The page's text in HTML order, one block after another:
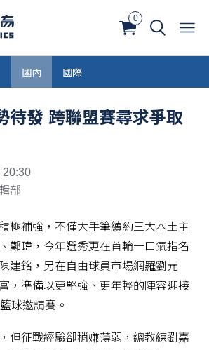
0
國內 國際
待發 跨聯盟賽尋求爭取
20:30
部
極補強，不僅大手筆續約三大本土主
鄭瑋，今年選秀更在首輪一口氣指名
建銘，另在自由球員市場網羅劉元
，準備以更堅強、更年輕的陣容迎接
球邀請賽。
但征戰經驗卻稍嫌薄弱，總教練劉嘉